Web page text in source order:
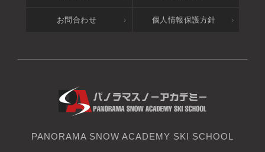
お問合わせ 個人情報保護方針
PANORAMA SNOW ACADEMY SKI SCHOOL